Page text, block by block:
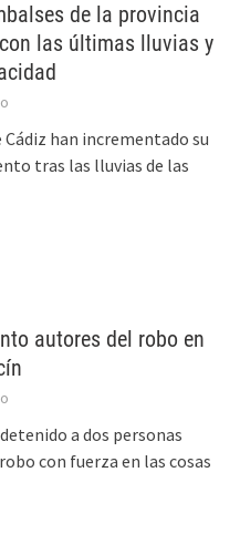
de la provincia
las últimas lluvias y
han incrementado su
tras las lluvias de las
autores del robo en
a dos personas
con fuerza en las cosas